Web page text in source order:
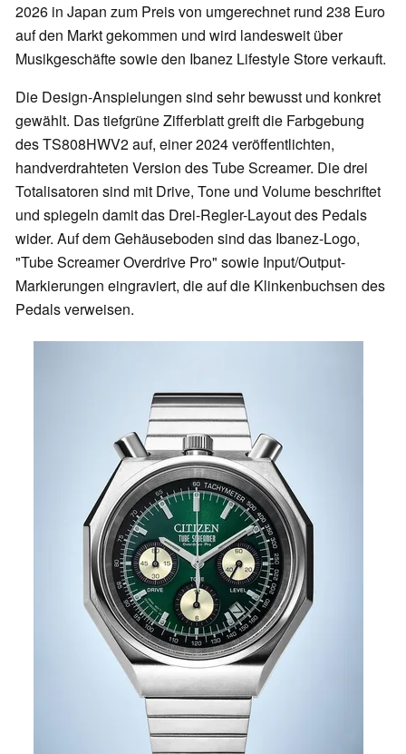
2026 in Japan zum Preis von umgerechnet rund 238 Euro
auf den Markt gekommen und wird landesweit über
Musikgeschäfte sowie den Ibanez Lifestyle Store verkauft.
Die Design-Anspielungen sind sehr bewusst und konkret
gewählt. Das tiefgrüne Zifferblatt greift die Farbgebung
des TS808HWV2 auf, einer 2024 veröffentlichten,
handverdrahteten Version des Tube Screamer. Die drei
Totalisatoren sind mit Drive, Tone und Volume beschriftet
und spiegeln damit das Drei-Regler-Layout des Pedals
wider. Auf dem Gehäuseboden sind das Ibanez-Logo,
"Tube Screamer Overdrive Pro" sowie Input/Output-
Markierungen eingraviert, die auf die Klinkenbuchsen des
Pedals verweisen.